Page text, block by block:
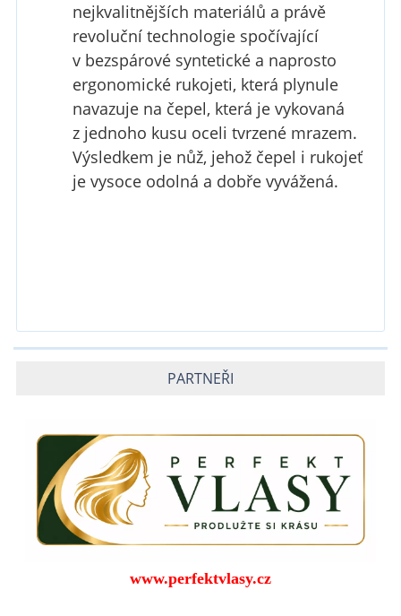
nejkvalitnějších materiálů a právě
revoluční technologie spočívající
v bezspárové syntetické a naprosto
ergonomické rukojeti, která plynule
navazuje na čepel, která je vykovaná
z jednoho kusu oceli tvrzené mrazem.
Výsledkem je nůž, jehož čepel i rukojeť
je vysoce odolná a dobře vyvážená.
PARTNEŘI
www.perfektvlasy.cz